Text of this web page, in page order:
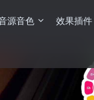
源音色 效果插件